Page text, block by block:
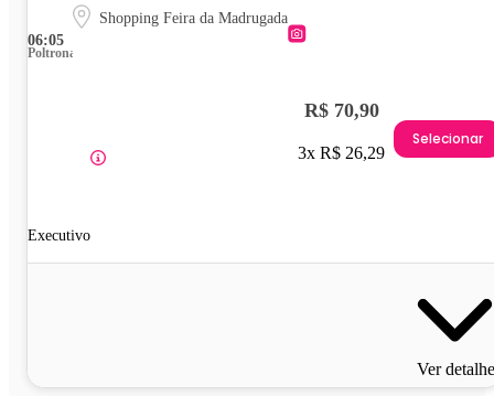
06:05
Shopping Feira da Madrugada
Poltrona
Executivo
R$ 70,90
3x R$ 26,29
Selecionar
Ver